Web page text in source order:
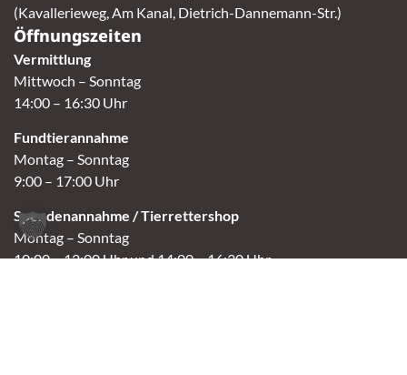
(Kavallerieweg, Am Kanal, Dietrich-Dannemann-Str.)
Öffnungszeiten
Vermittlung
Mittwoch – Sonntag
14:00 – 16:30 Uhr
Fundtierannahme
Montag – Sonntag
9:00 – 17:00 Uhr
Spendenannahme / Tierrettershop
Montag – Sonntag
10:00 – 12:00 Uhr und 14:00 – 16:30 Uhr